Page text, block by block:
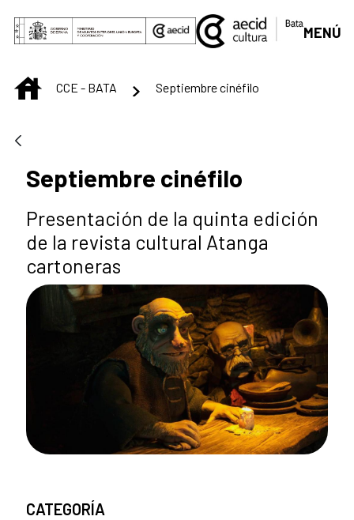
Skip to Main Content
MENÚ
INICIOCCE - BATA Septiembre cinéfilo
Septiembre cinéfilo
Presentación de la quinta edición
de la revista cultural Atanga
cartoneras
CATEGORÍA